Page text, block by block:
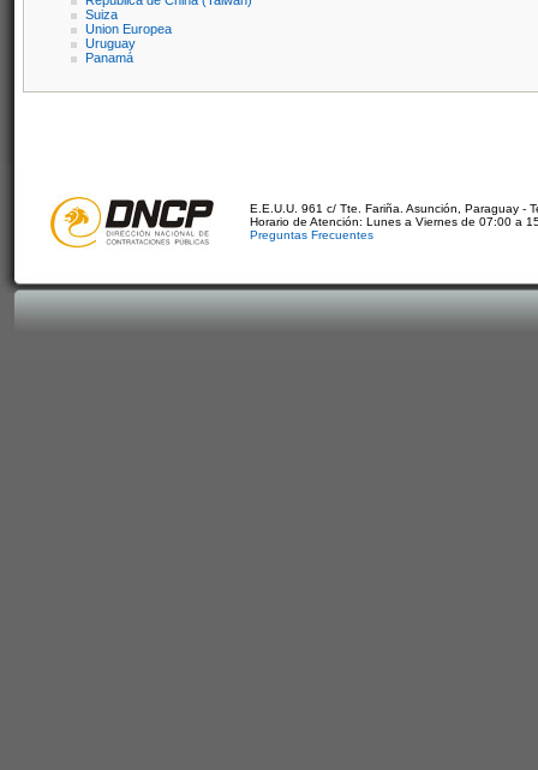
Suiza
Union Europea
Uruguay
Panamá
E.E.U.U. 961 c/ Tte. Fariña. Asunción, Paraguay -
Horario de Atención: Lunes a Viernes de 07:00 a
Preguntas Frecuentes